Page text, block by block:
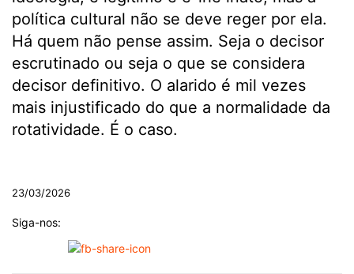
política cultural não se deve reger por ela.
Há quem não pense assim. Seja o decisor
escrutinado ou seja o que se considera
decisor definitivo. O alarido é mil vezes
mais injustificado do que a normalidade da
rotatividade. É o caso.
23/03/2026
Siga-nos: